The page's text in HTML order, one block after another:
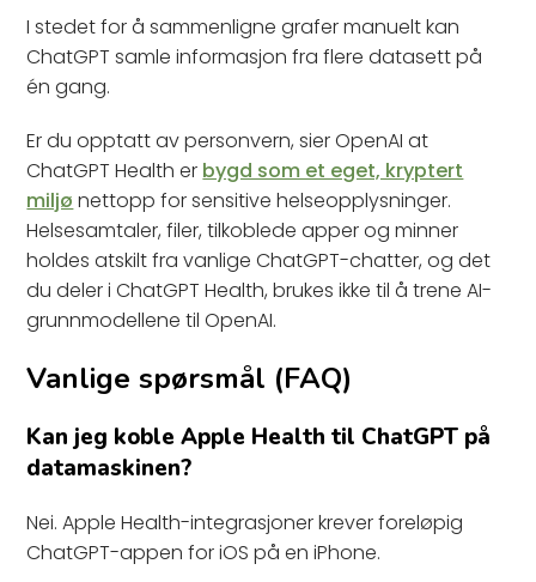
I stedet for å sammenligne grafer manuelt kan
ChatGPT samle informasjon fra flere datasett på
én gang.
Er du opptatt av personvern, sier OpenAI at
ChatGPT Health er bygd som et eget, kryptert
miljø nettopp for sensitive helseopplysninger.
Helsesamtaler, filer, tilkoblede apper og minner
holdes atskilt fra vanlige ChatGPT-chatter, og det
du deler i ChatGPT Health, brukes ikke til å trene AI-
grunnmodellene til OpenAI.
Vanlige spørsmål (FAQ)
Kan jeg koble Apple Health til ChatGPT på
datamaskinen?
Nei. Apple Health-integrasjoner krever foreløpig
ChatGPT-appen for iOS på en iPhone.